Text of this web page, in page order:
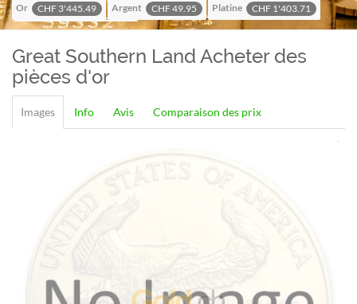
Or CHF 3'445.49 Argent CHF 49.95 Platine
CHF 1'403.71
Palladium
CHF 1'114.52
Great Southern Land Acheter des
pièces d'or
Images Info Avis Comparaison des prix